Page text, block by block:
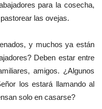
para la cosecha,
las ovejas.
y muchos ya están
Deben estar entre
amigos. ¿Algunos
los estará llamando al
solo en casarse?